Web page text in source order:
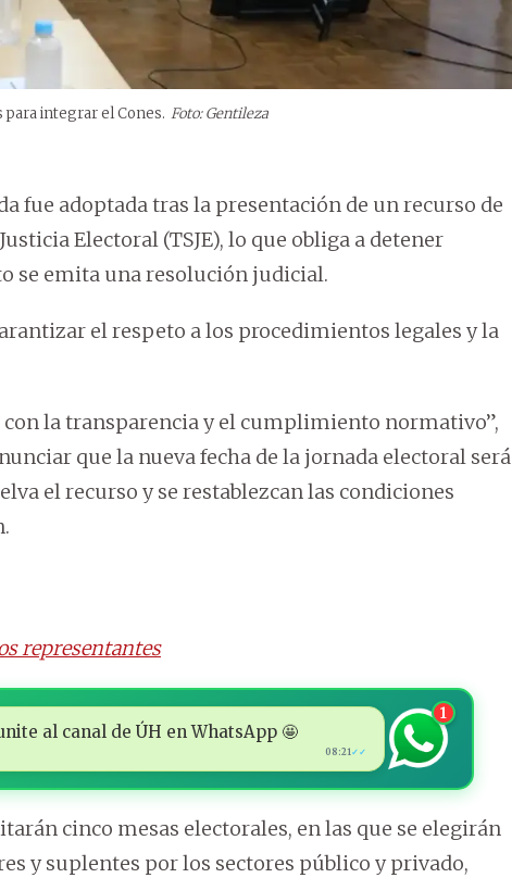
para integrar el Cones. Foto: Gentileza
fue adoptada tras la presentación de un recurso de
Electoral (TSJE), lo que obliga a detener
se emita una resolución judicial.
el respeto a los procedimientos legales y la
la transparencia y el cumplimiento normativo”,
que la nueva fecha de la jornada electoral será
el recurso y se restablezcan las condiciones
representantes
al canal de ÚH en WhatsApp 🤩
08:21✓✓
1
cinco mesas electorales, en las que se elegirán
y suplentes por los sectores público y privado,